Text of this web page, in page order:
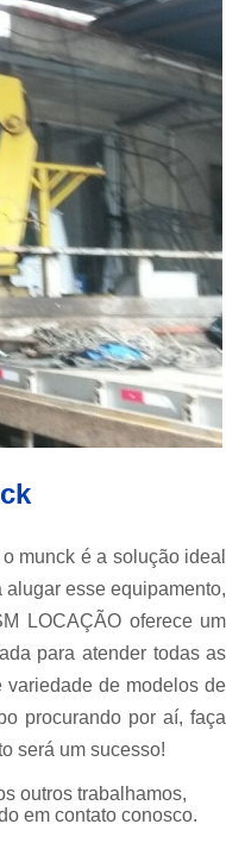
com Caminhão Munck
de Carga com
de Carga em Obras
de Carga Pesada
de Carga
Serviço de
Locação de Guindaste
Guindaste com Operador
de Guindaste para
Hidráulico
Serviço de Locação de
Aluguel de Guindaste
para Levantar Vigas
de Munck para Transporte
Munck para Locação e
de Caminhão Munck
e Transporte de
munck é a solução ideal
esse equipamento,
LOCAÇÃO oferece um
para atender todas as
variedade de modelos de
procurando por aí, faça
será um sucesso!
outros trabalhamos,
em contato conosco.